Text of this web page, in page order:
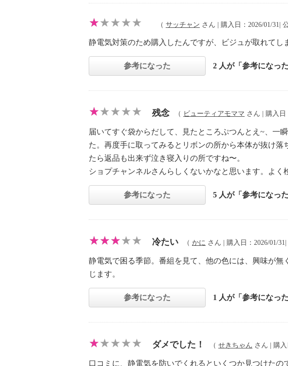
（ サッチャン さん | 購入日：2026/01/31|
静電気対策のため購入したんですが、ビジュが取れてし
参考になった 2 人が「参考になっ
残念 （ ビューティアモママ さん | 購入日
届いてすぐ袋からだして、見たところぷつんとえ~、一
た。再度手に取ってみるとリボンの所から本体が抜け
たら返品も出来ず泣き寝入りの所ですね〜。
ショプチャンネルさんらしくないかなと思います。よく
参考になった 5 人が「参考になっ
冷たい （ かに さん | 購入日：2026/01/31|
静電気で困る季節。番組を見て、他の色には、興味が
じます。
参考になった 1 人が「参考になっ
ダメでした！ （ せきちゃん さん | 購入
口コミに、静電気を防いでくれるといくつか見つけた